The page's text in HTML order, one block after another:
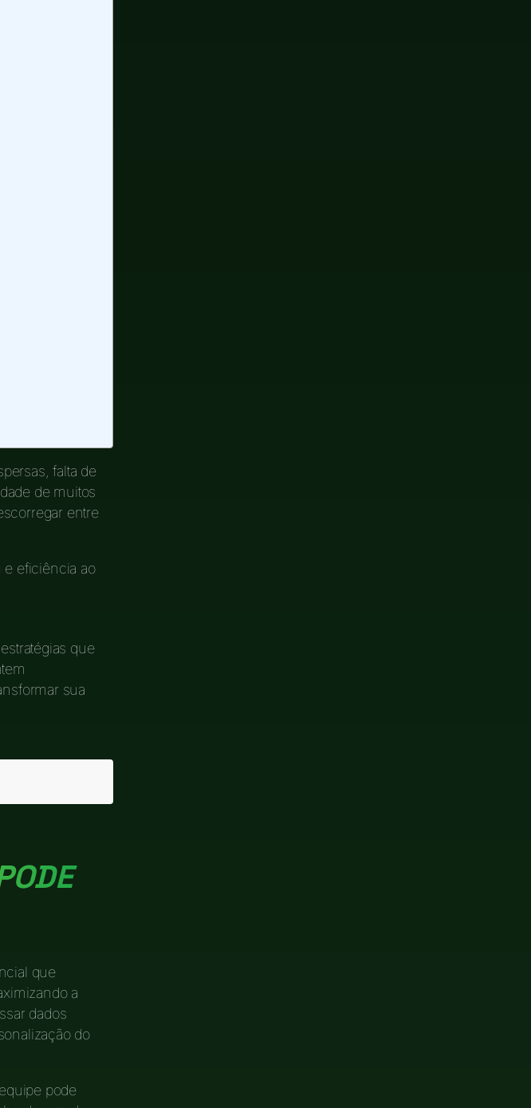
falta de
de muitos
entre
e eficiência ao
que
sua
que
a
dados
do
pode